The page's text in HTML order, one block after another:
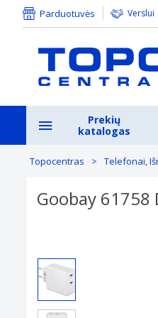
Parduotuvės Verslui
Prekių
katalogas
Topocentras Telefonai,
Goobay 61758